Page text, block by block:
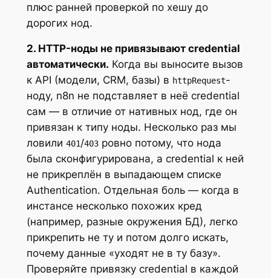
плюс ранней проверкой по хешу до
дорогих нод.
2. HTTP-ноды не привязывают credential
автоматически. Когда вы выносите вызов
к API (модели, CRM, базы) в httpRequest-
ноду, n8n не подставляет в неё credential
сам — в отличие от нативных нод, где он
привязан к типу ноды. Несколько раз мы
ловили 401/403ровно потому, что нода
была сконфигурирована, а credential к ней
не прикреплён в выпадающем списке
Authentication. Отдельная боль — когда в
инстансе несколько похожих кред
(например, разные окружения БД), легко
прикрепить не ту и потом долго искать,
почему данные «уходят не в ту базу».
Проверяйте привязку credential в каждой